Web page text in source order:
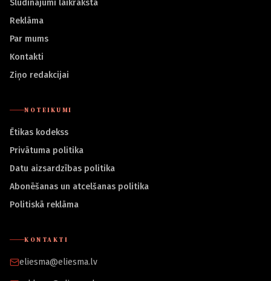
Sludinājumi laikrakstā
Reklāma
Par mums
Kontakti
Ziņo redakcijai
NOTEIKUMI
Ētikas kodekss
Privātuma politika
Datu aizsardzības politika
Abonēšanas un atcelšanas politika
Politiskā reklāma
KONTAKTI
eliesma@eliesma.lv